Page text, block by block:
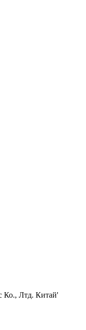
Ко., Лтд. Китай'